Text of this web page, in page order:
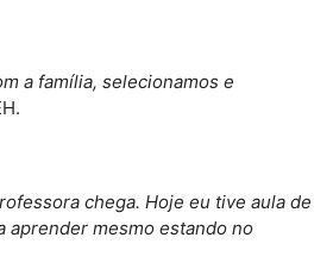
a família, selecionamos e
chega. Hoje eu tive aula de
aprender mesmo estando no